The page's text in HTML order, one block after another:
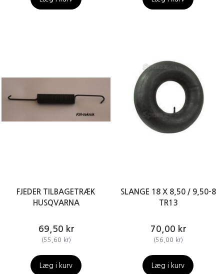
FJEDER TILBAGETRÆK
HUSQVARNA
69,50 kr
(55,60 kr)
Læg i kurv
SLANGE 18 X 8,50 / 9,50-8
TR13
70,00 kr
(56,00 kr)
Læg i kurv